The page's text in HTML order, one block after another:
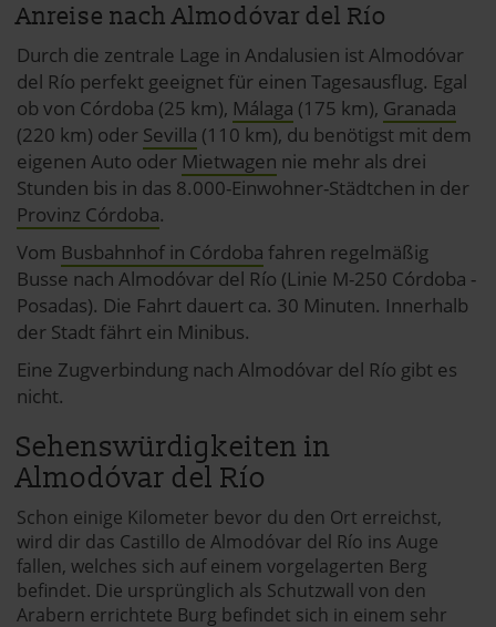
Anreise nach Almodóvar del Río
Durch die zentrale Lage in Andalusien ist Almodóvar
del Río perfekt geeignet für einen Tagesausflug. Egal
ob von Córdoba (25 km), Málaga (175 km), Granada
(220 km) oder Sevilla (110 km), du benötigst mit dem
eigenen Auto oder Mietwagen nie mehr als drei
Stunden bis in das 8.000-Einwohner-Städtchen in der
Provinz Córdoba.
Vom Busbahnhof in Córdoba fahren regelmäßig
Busse nach Almodóvar del Río (Linie M-250 Córdoba -
Posadas). Die Fahrt dauert ca. 30 Minuten. Innerhalb
der Stadt fährt ein Minibus.
Eine Zugverbindung nach Almodóvar del Río gibt es
nicht.
Sehenswürdigkeiten in
Almodóvar del Río
Schon einige Kilometer bevor du den Ort erreichst,
wird dir das Castillo de Almodóvar del Río ins Auge
fallen, welches sich auf einem vorgelagerten Berg
befindet. Die ursprünglich als Schutzwall von den
Arabern errichtete Burg befindet sich in einem sehr